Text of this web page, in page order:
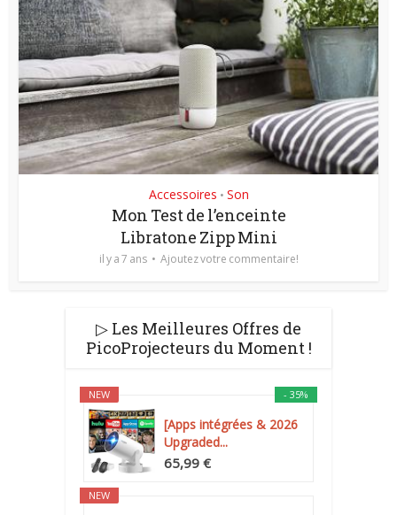
Accessoires • Son
Mon Test de l’enceinte
Libratone Zipp Mini
il y a 7 ans Ajoutez votre commentaire!
▷ Les Meilleures Offres de
PicoProjecteurs du Moment !
- 35%
NEW
[Apps intégrées & 2026
Upgraded...
65,99 €
NEW